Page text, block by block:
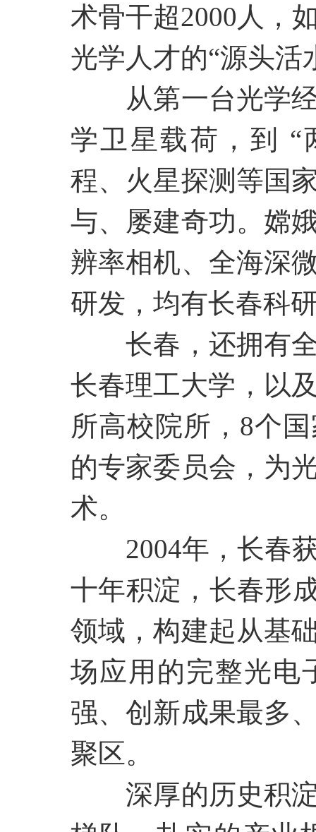
术骨干超2000人，
光学人才的“源头活
从第一台光学
学卫星载荷，到
“
程、火星探测等国
与、屡建奇功。嫦
辨率相机、全海深
研发，均有长春科
长春，还拥有
长春理工大学，以
所高校院所，8个
的专家委员会，为
术。
2004年，长春
十年积淀，长春形
领域，构建起从基
场应用的完整光电
强、创新成果最多
聚区。
深厚的历史积